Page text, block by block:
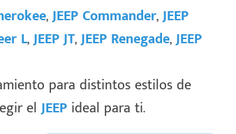
,JEEP Commander,JEEP
L,JEEP JT,JEEP Renegade,JEEP
para distintos estilos de
elJEEP ideal para ti.